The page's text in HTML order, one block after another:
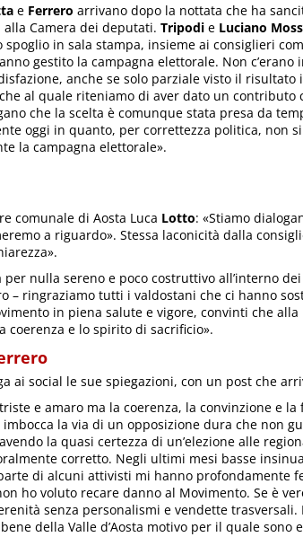
e Ferrero arrivano dopo la nottata che ha
alla Camera dei deputati. Tripodi e Luciano
spoglio in sala stampa, insieme ai consiglieri
gestito la campagna elettorale. Non c’erano
anche se solo parziale visto il risultato
al quale riteniamo di aver dato un contributo
che la scelta è comunque stata presa da
oggi in quanto, per correttezza politica, non
la campagna elettorale».
comunale di Aosta Luca Lotto: «Stiamo
a riguardo». Stessa laconicità dalla
nulla sereno e poco costruttivo all’interno
– ringraziamo tutti i valdostani che ci hanno
in piena salute e vigore, convinti che
coerenza e lo spirito di sacrificio».
ai social le sue spiegazioni, con un post che
e amaro ma la coerenza, la convinzione e
la via di un opposizione dura che non
la quasi certezza di un’elezione alle
corretto. Negli ultimi mesi basse
di alcuni attivisti mi hanno profondamente
ho voluto recare danno al Movimento. Se è
senza personalismi e vendette
della Valle d’Aosta motivo per il quale sono